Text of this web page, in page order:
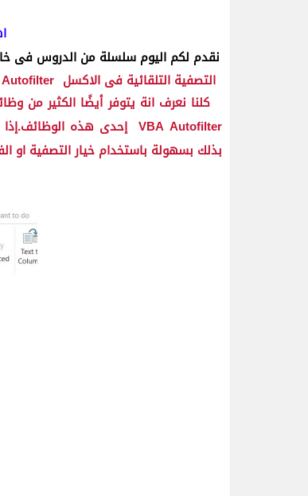
نقدم لكم اليوم سلسلة من الدروس فى
التصفية التلقائية فى الاكسل
كلنا نعرف انة يتوفر أيضًا الكثير من
VBA Autofilter إحدى هذه الوظائف.إذا
بذلك بسهولة باستخدام خيار التصفية او